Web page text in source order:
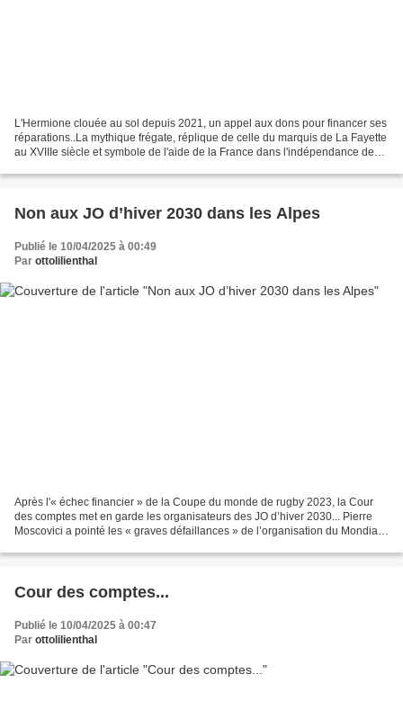
L'Hermione clouée au sol depuis 2021, un appel aux dons pour financer ses
réparations..La mythique frégate, réplique de celle du marquis de La Fayette
au XVIIIe siècle et symbole de l'aide de la France dans l'indépendance des
Non aux JO d’hiver 2030 dans les Alpes
Publié le 10/04/2025 à 00:49
Par ottolilienthal
Après l'« échec financier » de la Coupe du monde de rugby 2023, la Cour
des comptes met en garde les organisateurs des JO d’hiver 2030... Pierre
Moscovici a pointé les « graves défaillances » de l’organisation du Mondial
Cour des comptes...
Publié le 10/04/2025 à 00:47
Par ottolilienthal